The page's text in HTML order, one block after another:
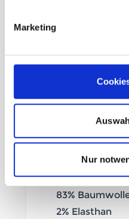
Marketing
Nur
2
Knopfleiste mit
Reißverschluss
83%
2% Elasthan